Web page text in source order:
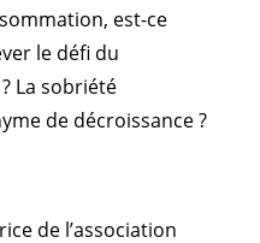
est-ce
le défi du
La sobriété
de décroissance ?
de l’association